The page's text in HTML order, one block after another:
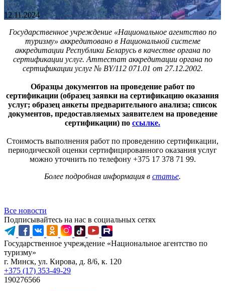
12.11.2024
Государственное учреждение «Национальное агентство по
туризму» аккредитовано в Национальной системе
аккредитации Республики Беларусь в качестве органа по
сертификации услуг. Аттестат аккредитации органа по
сертификации услуг № ВY/112 071.01 от 27.12.2002.
Образцы документов на проведение работ по
сертификации (образец заявки на сертификацию оказания
услуг; образец анкеты предварительного анализа; список
документов, предоставляемых заявителем на проведение
сертификации) по ссылке.
Стоимость выполнения работ по проведению сертификации,
периодической оценки сертифицированного оказания услуг
можно уточнить по телефону +375 17 378 71 99.
Более подробная информация в статье.
Все новости
Подписывайтесь на нас в социальных сетях
Государственное учреждение «Национальное агентство по
туризму»
г. Минск, ул. Кирова, д. 8/6, к. 120
+375 (17) 353-49-29
190276566